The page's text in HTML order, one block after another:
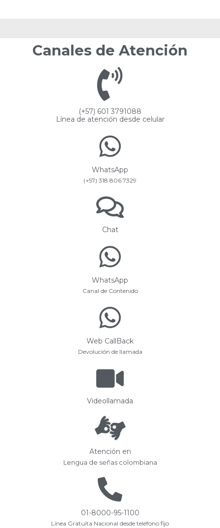
Canales de Atención
(+57) 601 3791088
Línea de atención desde celular
WhatsApp
(+57) 318 806 7329
Chat
WhatsApp
Canal de Contenido
Web CallBack
Devolución de llamada
Videollamada
Atención en
Lengua de señas colombiana
01-8000-95-1100
Línea Gratuita Nacional desde teléfono fijo